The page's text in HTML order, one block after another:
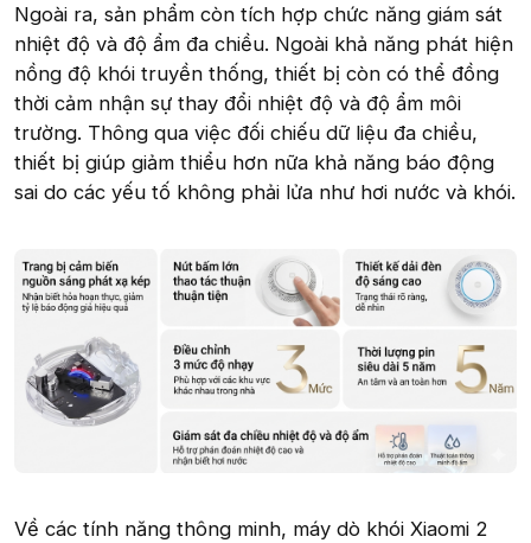
Ngoài ra, sản phẩm còn tích hợp chức năng giám sát
nhiệt độ và độ ẩm đa chiều. Ngoài khả năng phát hiện
nồng độ khói truyền thống, thiết bị còn có thể đồng
thời cảm nhận sự thay đổi nhiệt độ và độ ẩm môi
trường. Thông qua việc đối chiếu dữ liệu đa chiều,
thiết bị giúp giảm thiểu hơn nữa khả năng báo động
sai do các yếu tố không phải lửa như hơi nước và khói.
Về các tính năng thông minh, máy dò khói Xiaomi 2